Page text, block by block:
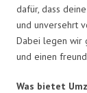
dafür, dass
und unversehrt
Dabei legen wir
und einen
Was bietet